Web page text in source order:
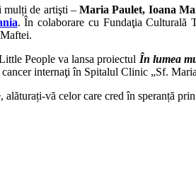
mulți de artişti –Maria Paulet, Ioana
. În colaborare cu Fundaţia Culturală
People va lansa proiectul În lumea
internaţi în Spitalul Clinic „Sf.
alăturați-vă celor care cred în speranță